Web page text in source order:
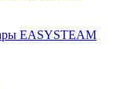
EASYSTEAM